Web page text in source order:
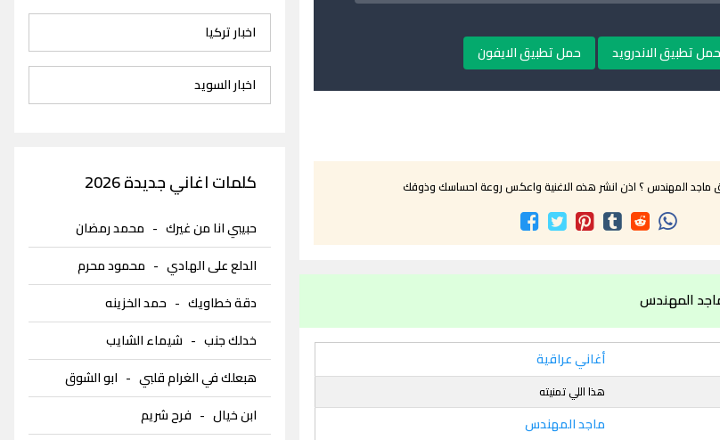
حمل تطبيق الاندرويد حمل تطبيق الايفون
المهندس ؟ اذن انشر هذه الاغنية واعكس روعة احساسك وذوقك
المهندس
أغاني عراقية
هذا اللي تمنيته
ماجد المهندس
اخبار تركيا
اخبار السويد
كلمات اغاني جديدة 2026
حبيبي انا من غيرك- محمد رمضان
الدلع على الهادي- محمود محرم
دقة خطاويك- حمد الخزينه
خدلك جنب- شيماء الشايب
هبعلك في الغرام قلبي- ابو الشوق
ابن خيال- فرح شريم